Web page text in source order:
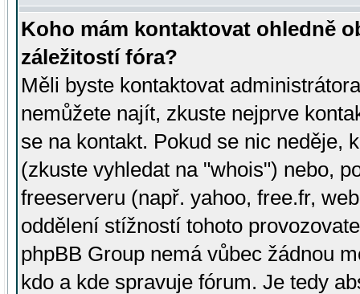
Koho mám kontaktovat ohledně
záležitostí fóra?
Měli byste kontaktovat
nemůžete najít, zkuste nejprve
se na kontakt. Pokud se nic neděje,
(zkuste vyhledat na "whois") nebo,
freeserveru (např. yahoo, free.fr,
oddělení stížností tohoto
phpBB Group nemá vůbec žádnou
kdo a kde spravuje fórum. Je tedy